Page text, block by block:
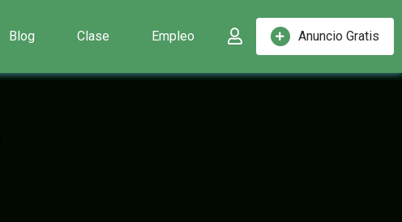
Anuncio Gratis
Blog Clase Empleo